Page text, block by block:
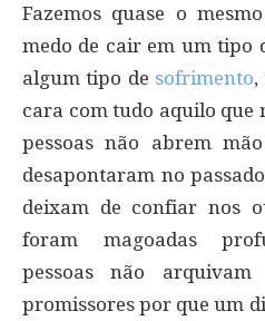
Fazemos quase o
medo de cair em um tipo
algum tipo de sofrimento,
cara com tudo aquilo que
pessoas não abrem
desapontaram no
deixam de confiar nos
foram magoadas
pessoas não arquivam
promissores por que um